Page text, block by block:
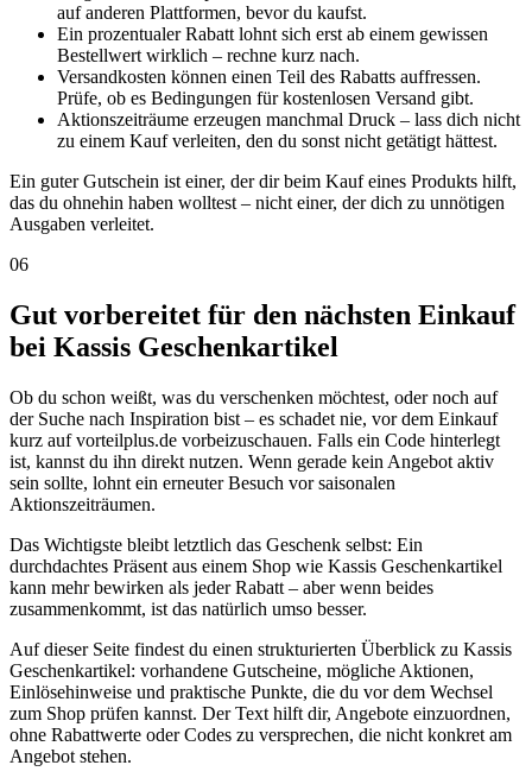
auf anderen Plattformen, bevor du kaufst.
Ein prozentualer Rabatt lohnt sich erst ab einem gewissen
Bestellwert wirklich – rechne kurz nach.
Versandkosten können einen Teil des Rabatts auffressen.
Prüfe, ob es Bedingungen für kostenlosen Versand gibt.
Aktionszeiträume erzeugen manchmal Druck – lass dich nicht
zu einem Kauf verleiten, den du sonst nicht getätigt hättest.
Ein guter Gutschein ist einer, der dir beim Kauf eines Produkts hilft,
das du ohnehin haben wolltest – nicht einer, der dich zu unnötigen
Ausgaben verleitet.
06
Gut vorbereitet für den nächsten Einkauf
bei Kassis Geschenkartikel
Ob du schon weißt, was du verschenken möchtest, oder noch auf
der Suche nach Inspiration bist – es schadet nie, vor dem Einkauf
kurz auf vorteilplus.de vorbeizuschauen. Falls ein Code hinterlegt
ist, kannst du ihn direkt nutzen. Wenn gerade kein Angebot aktiv
sein sollte, lohnt ein erneuter Besuch vor saisonalen
Aktionszeiträumen.
Das Wichtigste bleibt letztlich das Geschenk selbst: Ein
durchdachtes Präsent aus einem Shop wie Kassis Geschenkartikel
kann mehr bewirken als jeder Rabatt – aber wenn beides
zusammenkommt, ist das natürlich umso besser.
Auf dieser Seite findest du einen strukturierten Überblick zu Kassis
Geschenkartikel: vorhandene Gutscheine, mögliche Aktionen,
Einlösehinweise und praktische Punkte, die du vor dem Wechsel
zum Shop prüfen kannst. Der Text hilft dir, Angebote einzuordnen,
ohne Rabattwerte oder Codes zu versprechen, die nicht konkret am
Angebot stehen.